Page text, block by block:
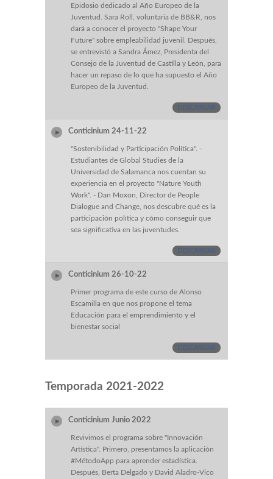
Epidosio dedicado al Año Europeo de la
Juventud. Sara Roll, voluntaria de BB&R, nos
dará a conocer el proyecto "Shape Your
Future" sobre empleabilidad juvenil. Después,
se entrevistó a Sandra Ámez, Presidenta del
Consejo de la Juventud de Castilla y León, para
hacer un repaso de lo que ha supuesto el Año
Europeo de la Juventud.
DESCARGAR
Conticinium 24-11-22
"Sostenibilidad y Participación Política". -
Estudiantes de Global Studies de la
Universidad de Salamanca nos cuentan su
experiencia en el proyecto "Nature Youth
Work". - Dan Moxon, Director de People
Dialogue and Change, nos descubre qué es la
participación política y cómo conseguir que
sea significativa en las juventudes.
DESCARGAR
Conticinium 26-10-22
Primer programa de este curso de Alonso
Escamilla en que nos propone el tema
Educación para el emprendimiento y el
bienestar social
DESCARGAR
Temporada 2021-2022
Conticinium Junio 2022
Revivimos el programa sobre "Innovación
Artística". Primero, presentamos la aplicación
#MétodoApp para aprender estadística.
Después, Berta Delgado y David Aladro-Vico